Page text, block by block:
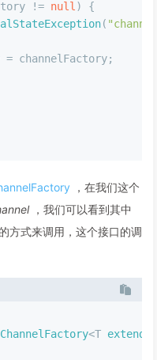
!= null ) {
(
= channelFactory;
，在我们这个
，我们可以看到其中
方式来调用，这个接口的调
<T extends